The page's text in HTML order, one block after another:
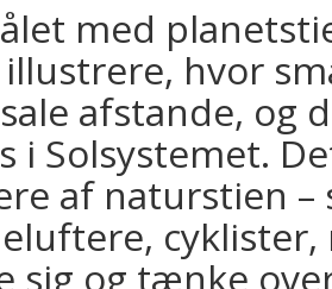
med
illustrere, hvor
afstande, og
i Solsystemet.
af naturstien
cyklister,
sig og tænke